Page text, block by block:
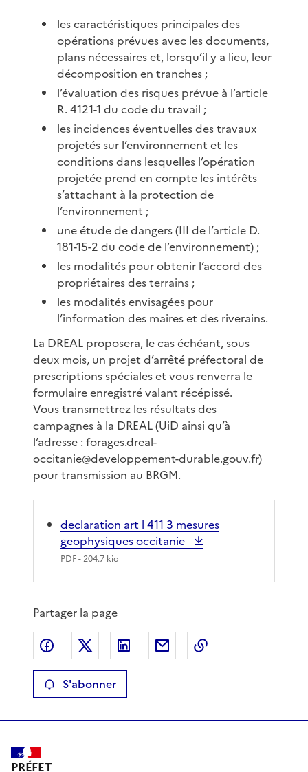
les caractéristiques principales des
opérations prévues avec les documents,
plans nécessaires et, lorsqu’il y a lieu, leur
décomposition en tranches ;
l’évaluation des risques prévue à l’article
R. 4121-1 du code du travail ;
les incidences éventuelles des travaux
projetés sur l’environnement et les
conditions dans lesquelles l’opération
projetée prend en compte les intérêts
s’attachant à la protection de
l’environnement ;
une étude de dangers (III de l’article D.
181-15-2 du code de l’environnement) ;
les modalités pour obtenir l’accord des
propriétaires des terrains ;
les modalités envisagées pour
l’information des maires et des riverains.
La DREAL proposera, le cas échéant, sous
deux mois, un projet d’arrêté préfectoral de
prescriptions spéciales et vous renverra le
formulaire enregistré valant récépissé.
Vous transmettrez les résultats des
campagnes à la DREAL (UiD ainsi qu’à
l’adresse : forages.dreal-
occitanie@developpement-durable.gouv.fr)
pour transmission au BRGM.
declaration art l 411 3 mesures
geophysiques occitanie
PDF- 204.7 kio
Partager la page
Partager sur Facebook
Partager sur XPartager sur LinkedIn
Partager par email
S'abonner
PRÉFET